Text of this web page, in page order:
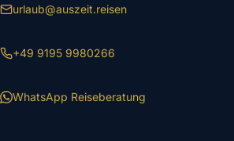
urlaub@auszeit.reisen
+49 9195 9980266
WhatsApp Reiseberatung